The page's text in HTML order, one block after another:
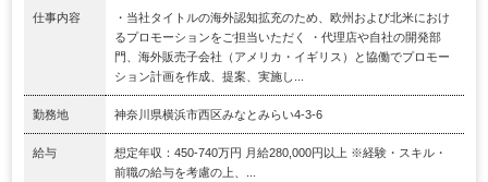
仕事内容
・当社タイトルの海外認知拡充のため、欧州および北米におけ
るプロモーションをご担当いただく ・代理店や自社の開発部
門、海外販売子会社（アメリカ・イギリス）と協働でプロモー
ション計画を作成、提案、実施し...
勤務地 神奈川県横浜市西区みなとみらい4-3-6
給与
想定年収：450-740万円 月給280,000円以上 ※経験・スキル・
前職の給与を考慮の上、...